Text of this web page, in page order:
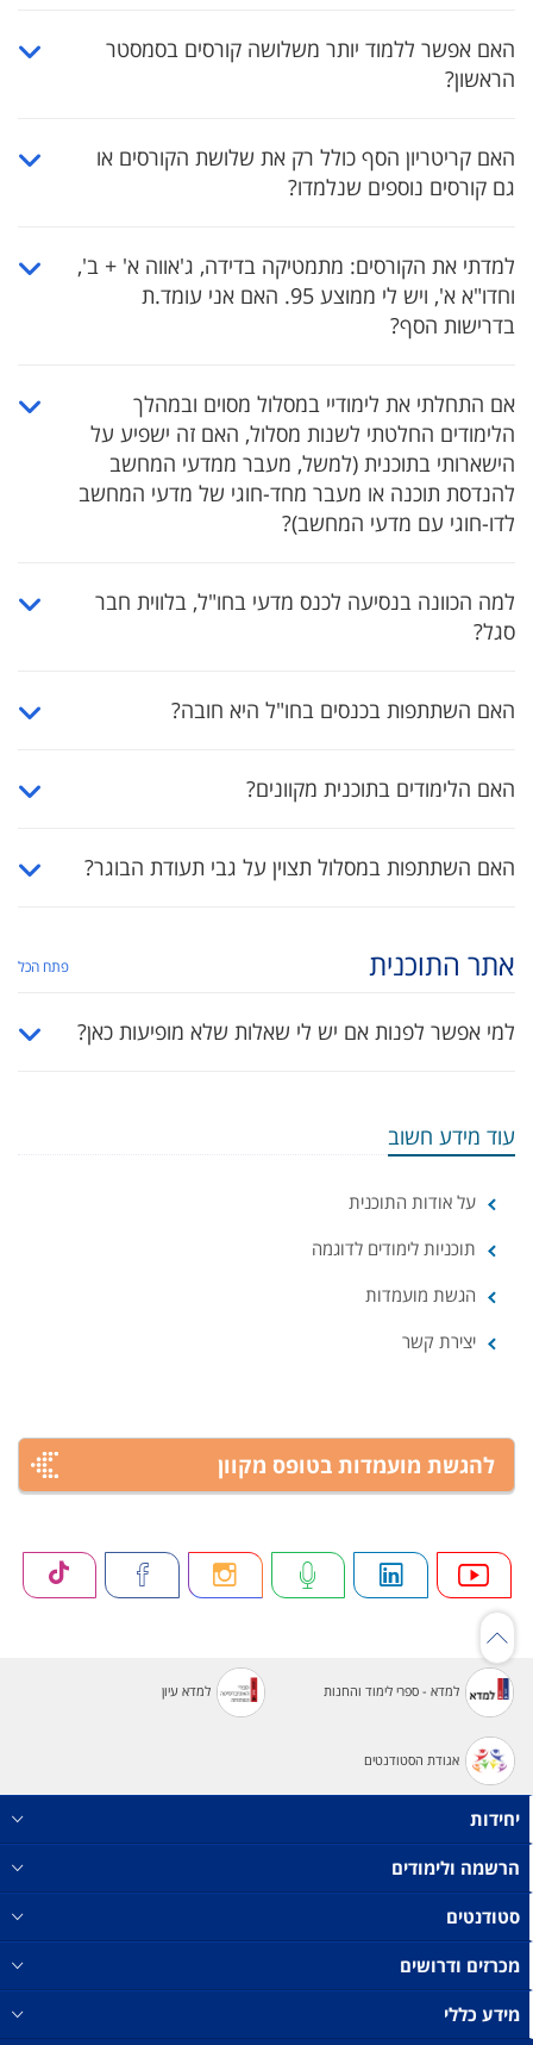
האם אפשר ללמוד יותר משלושה קורסים בסמסטר
הראשון?
האם קריטריון הסף כולל רק את שלושת הקורסים או
גם קורסים נוספים שנלמדו?
למדתי את הקורסים: מתמטיקה בדידה, ג'אווה א' + ב',
וחדו"א א', ויש לי ממוצע 95. האם אני עומד.ת
בדרישות הסף?
אם התחלתי את לימודיי במסלול מסוים ובמהלך
הלימודים החלטתי לשנות מסלול, האם זה ישפיע על
הישארותי בתוכנית (למשל, מעבר ממדעי המחשב
להנדסת תוכנה או מעבר מחד-חוגי של מדעי המחשב
לדו-חוגי עם מדעי המחשב)?
למה הכוונה בנסיעה לכנס מדעי בחו"ל, בלווית חבר
סגל?
האם השתתפות בכנסים בחו"ל היא חובה?
האם הלימודים בתוכנית מקוונים?
האם השתתפות במסלול תצוין על גבי תעודת הבוגר?
אתר התוכנית פתח הכל
למי אפשר לפנות אם יש לי שאלות שלא מופיעות כאן?
עוד מידע חשוב
על אודות התוכנית
תוכניות לימודים לדוגמה
הגשת מועמדות
יצירת קשר
להגשת מועמדות בטופס מקוון
למדא - ספרי לימוד והחנות למדא עיון
אגודת הסטודנטים
יחידות
הרשמה ולימודים
סטודנטים
מכרזים ודרושים
מידע כללי